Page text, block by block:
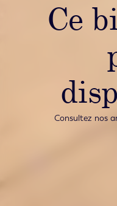
Ce
Consultez nos